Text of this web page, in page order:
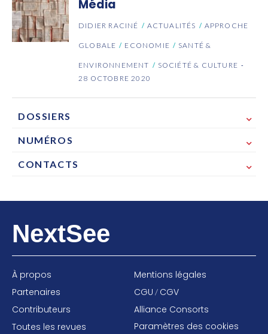
Média
DIDIER RACINÉ ACTUALITÉS APPROCHE
GLOBALE ECONOMIE SANTÉ &
ENVIRONNEMENT
SOCIÉTÉ & CULTURE
28 OCTOBRE 2020
DOSSIERS
NUMÉROS
CONTACTS
NextSee
À propos
Partenaires
Contributeurs
Toutes les revues
Mentions légales
CGU / CGV
Alliance Consorts
Paramètres des cookies